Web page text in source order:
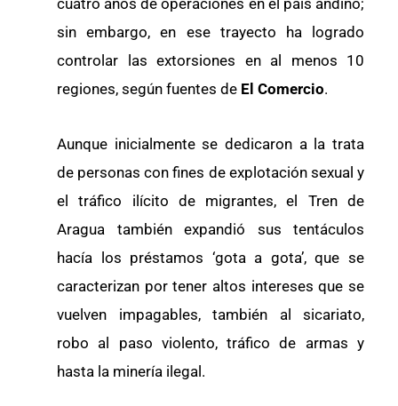
cuatro años de operaciones en el país andino;
sin embargo, en ese trayecto ha logrado
controlar las extorsiones en al menos 10
regiones, según fuentes de El Comercio.
Aunque inicialmente se dedicaron a la trata
de personas con fines de explotación sexual y
el tráfico ilícito de migrantes, el Tren de
Aragua también expandió sus tentáculos
hacía los préstamos ‘gota a gota’, que se
caracterizan por tener altos intereses que se
vuelven impagables, también al sicariato,
robo al paso violento, tráfico de armas y
hasta la minería ilegal.